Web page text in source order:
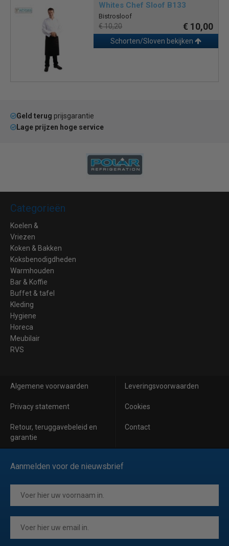
Whites Chef Sloof B133
Bistrosloof
€ 10,20 € 10,00
Schorten/Sloven bekijken
Geld terug prijsgarantie
Lage prijzen hoge service
Categorieën
Koelen &
Vriezen
Koken & Bakken
Koksbenodigdheden
Warmhouden
Bar & Koffie
Buffet & tafel
Kleding
Hygiene
Horeca
Meubilair
RVS
Algemene voorwaarden Leveringsvoorwaarden
Privacy statement Cookies
Retour, teruggavebeleid en
garantie
Contact
Aanmelden voor de nieuwsbrief